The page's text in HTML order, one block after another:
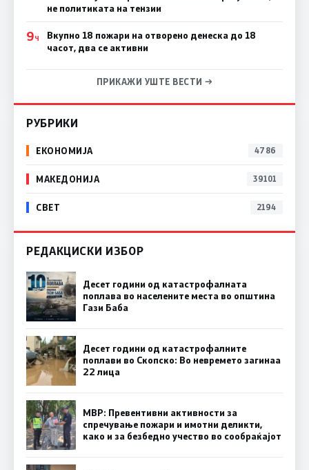
не политиката на тензии
9Ч
Вкупно 18 пожари на отворено денеска до 18
часот, два се активни
ПРИКАЖИ УШТЕ ВЕСТИ →
РУБРИКИ
ЕКОНОМИЈА 4786
МАКЕДОНИЈА 39101
СВЕТ 2194
РЕДАКЦИСКИ ИЗБОР
Десет години од катастрофалната
поплава во населените места во општина
Гази Баба
Десет години од катастрофалните
поплави во Скопско: Во невремето загинаа
22 лица
МВР: Превентивни активности за
спречување пожари и имотни деликти,
како и за безбедно учество во сообраќајот